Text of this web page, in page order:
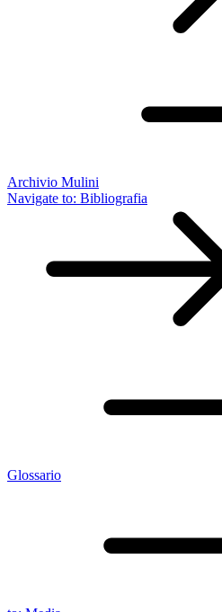
Archivio Mulini
Navigate to: Bibliografia
Glossario